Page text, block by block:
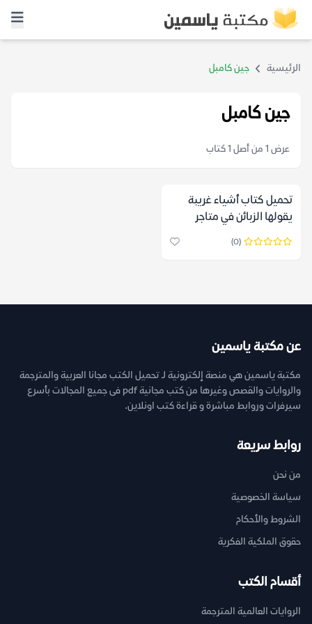
الرئيسية جين كامبل
جين كامبل
عرض 1 من أصل 1 كتاب
تحميل كتاب أشياء غريبة
يقولها الزبائن في متاجر
الكتب – جين كامبل
(0)
عن مكتبة ياسمين
مكتبة ياسمين هي منصة إلكترونية لـ تحميل الكتب مجانا العربية والمترجمة
والروايات والقصص وغيرها من كتب مجانية pdf فى جميع المجالات بأسرع
سيرفرات وروابط مباشرة و قراءة كتب اونلاين.
روابط سريعة
من نحن
سياسة الخصوصية
الشروط والأحكام
حقوق الملكية الفكرية
أقسام الكتب
الروايات العالمية المترجمة